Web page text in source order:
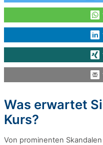
Was erwartet
Kurs?
Von prominenten